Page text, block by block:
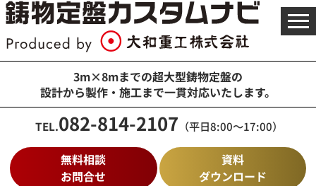
3m×8mまでの超大型鋳物定盤の
設計から製作・施工まで一貫対応いたします。
TEL.082-814-2107 （平日8:00～17:00）
無料相談
お問合せ
資料
ダウンロード
メ
ニ
ー
く